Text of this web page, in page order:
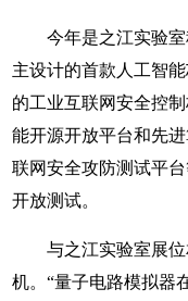
今年是之江实验
主设计的首款人工智
的工业互联网安全控
能开源开放平台和先
联网安全攻防测试平
开放测试。
与之江实验室展
机。“量子电路模拟器